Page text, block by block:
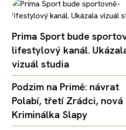
Prima Sport bude
lifestylový kanál.
vizuál studia
Podzim na Primě: návrat
Polabí, třetí Zrádci, nová
Kriminálka Slapy